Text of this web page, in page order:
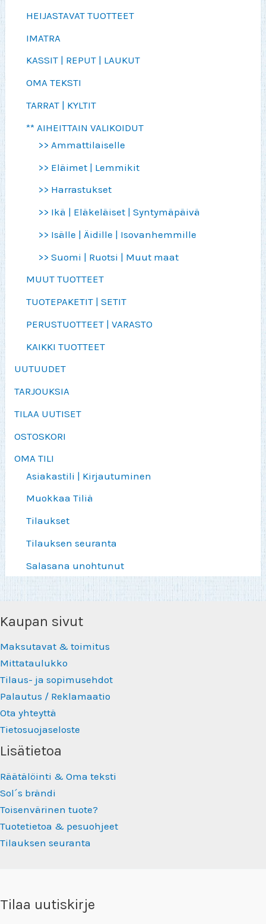
HEIJASTAVAT TUOTTEET
IMATRA
KASSIT | REPUT | LAUKUT
OMA TEKSTI
TARRAT | KYLTIT
** AIHEITTAIN VALIKOIDUT
>> Ammattilaiselle
>> Eläimet | Lemmikit
>> Harrastukset
>> Ikä | Eläkeläiset | Syntymäpäivä
>> Isälle | Äidille | Isovanhemmille
>> Suomi | Ruotsi | Muut maat
MUUT TUOTTEET
TUOTEPAKETIT | SETIT
PERUSTUOTTEET | VARASTO
KAIKKI TUOTTEET
UUTUUDET
TARJOUKSIA
TILAA UUTISET
OSTOSKORI
OMA TILI
Asiakastili | Kirjautuminen
Muokkaa Tiliä
Tilaukset
Tilauksen seuranta
Salasana unohtunut
Kaupan sivut
Maksutavat & toimitus
Mittataulukko
Tilaus- ja sopimusehdot
Palautus / Reklamaatio
Ota yhteyttä
Tietosuojaseloste
Lisätietoa
Räätälöinti & Oma teksti
Sol´s brändi
Toisenvärinen tuote?
Tuotetietoa & pesuohjeet
Tilauksen seuranta
Tilaa uutiskirje